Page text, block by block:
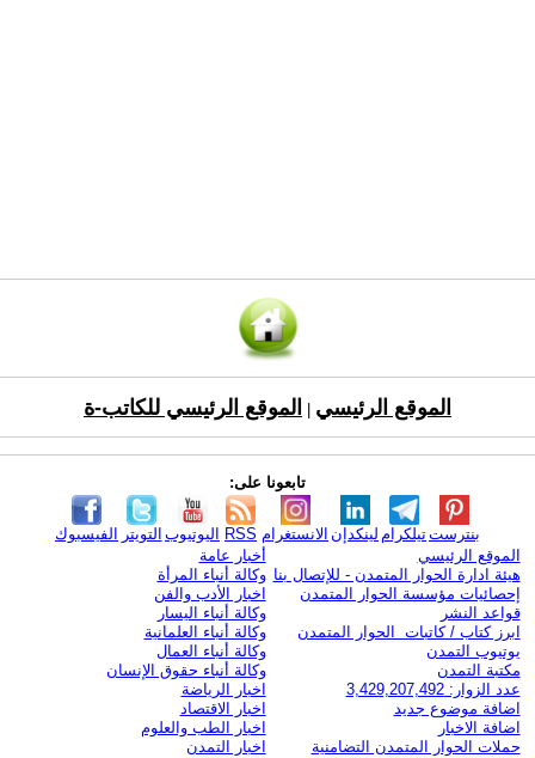
الموقع الرئيسي الموقع الرئيسي للكاتب-ة
تابعونا على:
الفيسبوك التويتر اليوتيوب RSS الانستغرام لينكدإن تيلكرامبنترست
الموقع الرئيسي
هيئة ادارة الحوار المتمدن - للإتصال بنا
إحصائيات مؤسسة الحوار المتمدن
قواعد النشر
ابرز كتاب / كاتبات الحوار المتمدن
يوتيوب التمدن
مكتبة التمدن
عدد الزوار: 3,429,207,492
اضافة موضوع جديد
اضافة الاخبار
حملات الحوار المتمدن التضامنية
أخبار عامة
وكالة أنباء المرأة
اخبار الأدب والفن
وكالة أنباء اليسار
وكالة أنباء العلمانية
وكالة أنباء العمال
وكالة أنباء حقوق الإنسان
اخبار الرياضة
اخبار الاقتصاد
اخبار الطب والعلوم
اخبار التمدن